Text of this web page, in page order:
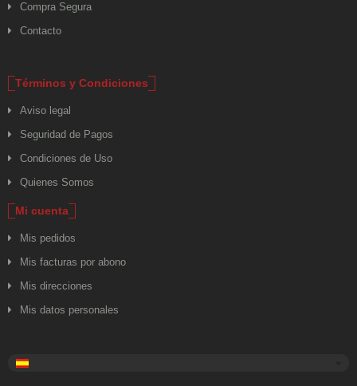
Compra Segura
Contacto
Términos y Condiciones
Aviso legal
Seguridad de Pagos
Condiciones de Uso
Quienes Somos
Mi cuenta
Mis pedidos
Mis facturas por abono
Mis direcciones
Mis datos personales